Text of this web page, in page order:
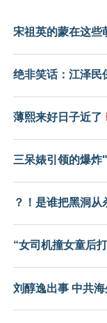
宋祖英的蒙在这些
绝非笑话：江泽民
薄熙来好日子近了
三呆婊引领的爆
？！是谁把黑洞从
“女司机撞女童后
刘醇逸出事 中共